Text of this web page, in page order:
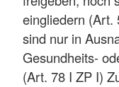
eingliedern (Art.
sind nur in
Gesundheits-
(Art. 78 I ZP I)